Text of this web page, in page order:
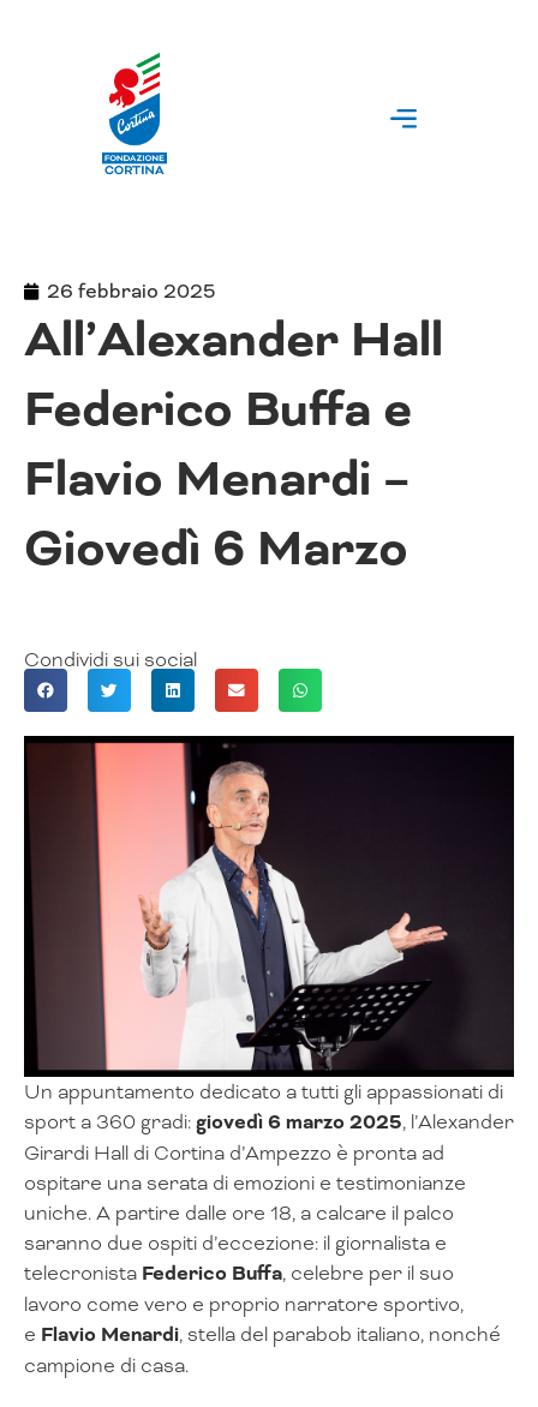
26 febbraio 2025
All’Alexander Hall
Federico Buffa e
Flavio Menardi –
Giovedì 6 Marzo
Condividi sui social
Un appuntamento dedicato a tutti gli appassionati di
sport a 360 gradi:giovedì 6 marzo 2025, l’Alexander
Girardi Hall di Cortina d’Ampezzo è pronta ad
ospitare una serata di emozioni e testimonianze
uniche. A partire dalle ore 18, a calcare il palco
saranno due ospiti d’eccezione: il giornalista e
telecronista Federico Buffa, celebre per il suo
lavoro come vero e proprio narratore sportivo,
e Flavio Menardi, stella del parabob italiano, nonché
campione di casa.